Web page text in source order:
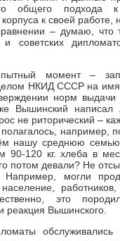
общего подхода к
к своей работе,
– думаю, что
советских
момент –
НКИД СССР на
норм выдачи
Вышинский написал
не риторический –
например,
нашу среднюю семью
120 кг. хлеба в
потом девали? Не
Например, могли
это
реакция Вышинского.
обслуживались